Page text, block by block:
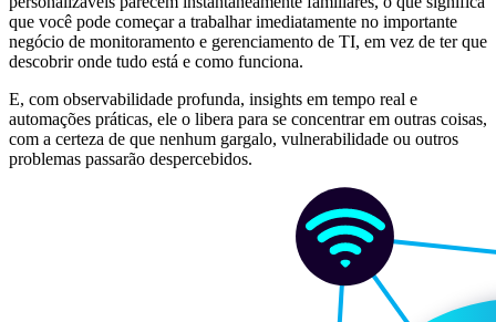
que você pode começar a trabalhar imediatamente no importante
negócio de monitoramento e gerenciamento de TI, em vez de ter que
descobrir onde tudo está e como funciona.
E, com observabilidade profunda, insights em tempo real e
automações práticas, ele o libera para se concentrar em outras coisas,
com a certeza de que nenhum gargalo, vulnerabilidade ou outros
problemas passarão despercebidos.